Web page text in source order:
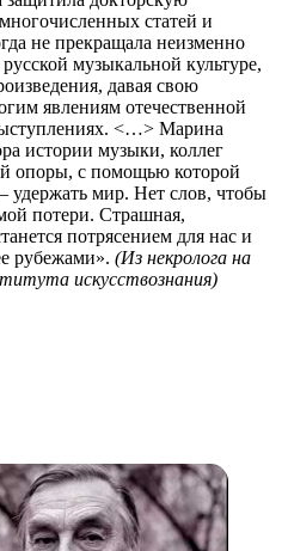
статей и
не прекращала неизменно
музыкальной культуре,
давая свою
явлениям отечественной
<…> Марина
истории музыки, коллег
опоры, с помощью которой
удержать мир. Нет слов, чтобы
потери. Страшная,
потрясением для нас и
рубежами». (Из некролога на
искусствознания)